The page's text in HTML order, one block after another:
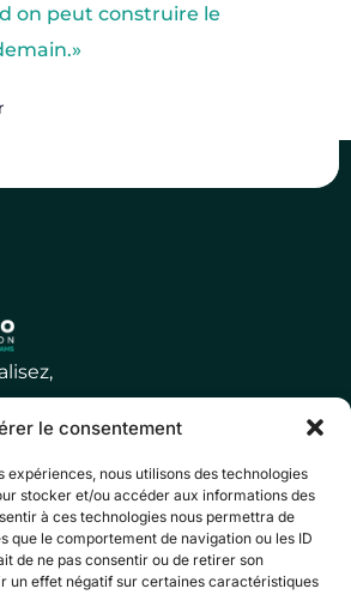
le consentement
expériences, nous utilisons des technologies
stocker et/ou accéder aux informations des
à ces technologies nous permettra de
que le comportement de navigation ou les ID
de ne pas consentir ou de retirer son
un effet négatif sur certaines caractéristiques
on peut construire le